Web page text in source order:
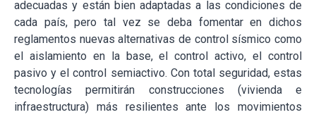
adecuadas y están bien adaptadas a las condiciones de
cada país, pero tal vez se deba fomentar en dichos
reglamentos nuevas alternativas de control sísmico como
el aislamiento en la base, el control activo, el control
pasivo y el control semiactivo. Con total seguridad, estas
tecnologías permitirán construcciones (vivienda e
infraestructura) más resilientes ante los movimientos